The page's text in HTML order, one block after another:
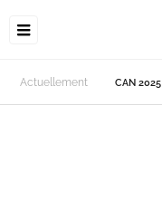
Actuellement CAN 2025